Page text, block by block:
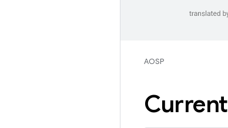
AOSP
Current